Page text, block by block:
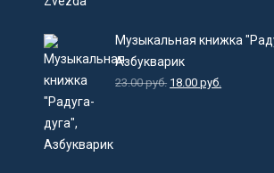
Музыкальная книжка
Азбукварик
23.00руб. 18.00руб.